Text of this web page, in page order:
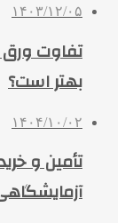
۱۴۰۳/۱۲/۰۵
تفاوت
بهتر است؟
۱۴۰۴/۱۰/۰۲
تأمین و